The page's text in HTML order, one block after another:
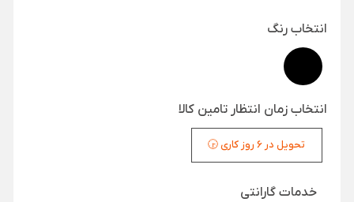
انتخاب رنگ
انتخاب زمان انتظار تامین کالا
تحویل در 6 روز کاری 🕞
خدمات گارانتی